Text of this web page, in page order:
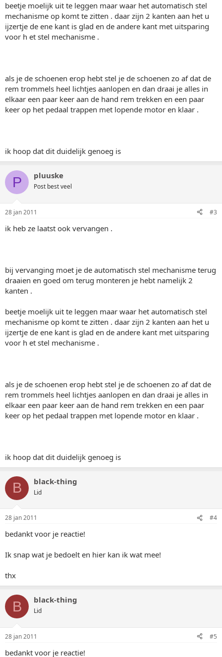
beetje moelijk uit te leggen maar waar het automatisch stel
mechanisme op komt te zitten . daar zijn 2 kanten aan het u
ijzertje de ene kant is glad en de andere kant met uitsparing
voor h et stel mechanisme .
als je de schoenen erop hebt stel je de schoenen zo af dat de
rem trommels heel lichtjes aanlopen en dan draai je alles in
elkaar een paar keer aan de hand rem trekken en een paar
keer op het pedaal trappen met lopende motor en klaar .
ik hoop dat dit duidelijk genoeg is
P pluuske
Post best veel
28 jan 2011 #3
ik heb ze laatst ook vervangen .
bij vervanging moet je de automatisch stel mechanisme terug
draaien en goed om terug monteren je hebt namelijk 2
kanten .
beetje moelijk uit te leggen maar waar het automatisch stel
mechanisme op komt te zitten . daar zijn 2 kanten aan het u
ijzertje de ene kant is glad en de andere kant met uitsparing
voor h et stel mechanisme .
als je de schoenen erop hebt stel je de schoenen zo af dat de
rem trommels heel lichtjes aanlopen en dan draai je alles in
elkaar een paar keer aan de hand rem trekken en een paar
keer op het pedaal trappen met lopende motor en klaar .
ik hoop dat dit duidelijk genoeg is
B black-thing
Lid
28 jan 2011 #4
bedankt voor je reactie!
Ik snap wat je bedoelt en hier kan ik wat mee!
thx
B black-thing
Lid
28 jan 2011 #5
bedankt voor je reactie!